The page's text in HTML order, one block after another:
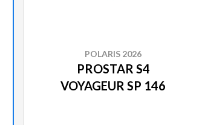
POLARIS 2026
PROSTAR S4
VOYAGEUR SP 146